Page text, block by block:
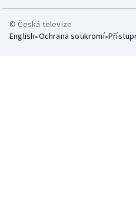
© Česká televize
English•Ochrana soukromí•